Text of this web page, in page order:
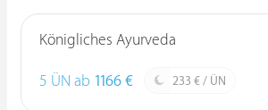
Königliches Ayurveda
5 ÜN ab 1166 € 233 € / ÜN